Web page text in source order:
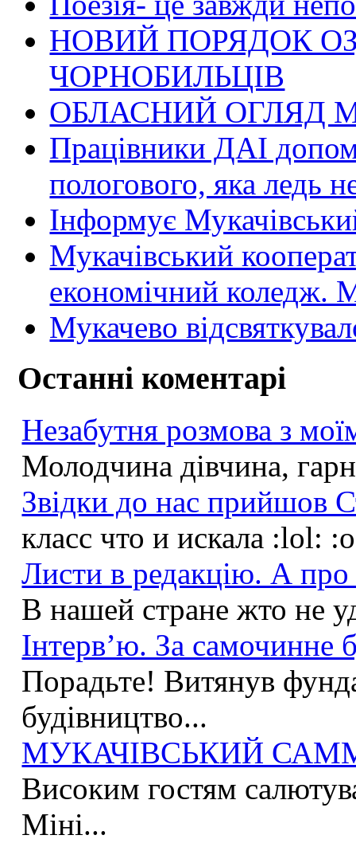
НОВИЙ ПОРЯДОК
ЧОРНОБИЛЬЦІВ
ОБЛАСНИЙ ОГЛЯД
Працівники ДАІ
пологового, яка ледь
Інформує
Мукачівський
економічний
Мукачево
Останні коментарі
Незабутня розмова з
Молодчина дівчина,
Звідки до нас прийшов
класс что и искала :lol:
Листи в редакцію. А
В нашей стране жто не
Інтерв’ю. За самочинне
Порадьте! Витянув
будівництво...
МУКАЧІВСЬКИЙ
Високим гостям
Міні...